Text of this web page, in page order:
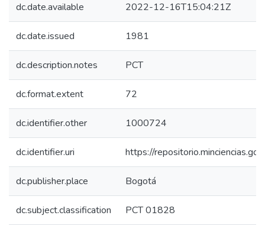
dc.date.available 2022-12-16T15:04:21Z
dc.date.issued 1981
dc.description.notes PCT
dc.format.extent 72
dc.identifier.other 1000724
dc.identifier.uri https://
dc.publisher.place Bogotá
dc.subject.classification PCT 01828